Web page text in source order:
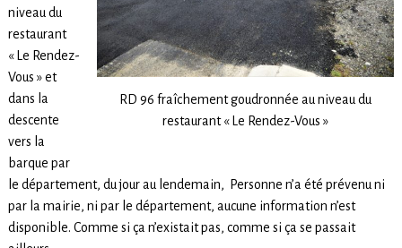
RD 96 fraîchement goudronnée au niveau du
restaurant « Le Rendez-Vous »
niveau du
restaurant
« Le Rendez-
Vous » et
dans la
descente
vers la
barque par
le département, du jour au lendemain, Personne n’a été prévenu ni
par la mairie, ni par le département, aucune information n’est
disponible. Comme si ça n’existait pas, comme si ça se passait